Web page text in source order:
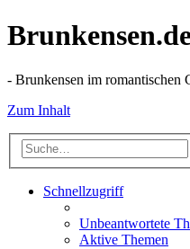
- Brunkensen im romantischen
Zum Inhalt
Schnellzugriff
Unbeantwortete
Aktive Themen